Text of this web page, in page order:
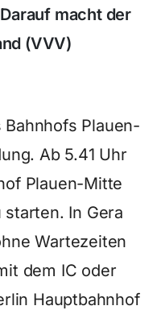
macht der
(VVV)
Plauen-
Ab 5.41 Uhr
Plauen-Mitte
In Gera
Wartezeiten
dem IC oder
Hauptbahnhof